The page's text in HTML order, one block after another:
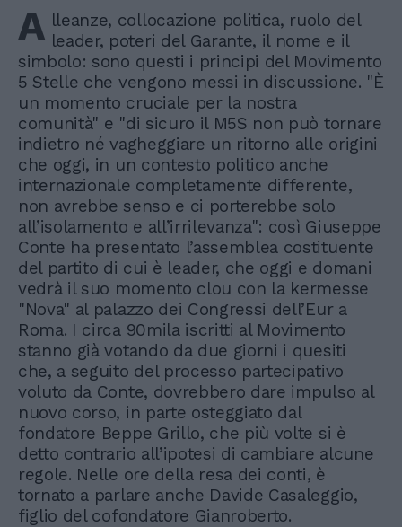
A lleanze, collocazione politica, ruolo del
leader, poteri del Garante, il nome e il
simbolo: sono questi i principi del Movimento
5 Stelle che vengono messi in discussione. "È
un momento cruciale per la nostra
comunità" e "di sicuro il M5S non può tornare
indietro né vagheggiare un ritorno alle origini
che oggi, in un contesto politico anche
internazionale completamente differente,
non avrebbe senso e ci porterebbe solo
all’isolamento e all’irrilevanza": così Giuseppe
Conte ha presentato l’assemblea costituente
del partito di cui è leader, che oggi e domani
vedrà il suo momento clou con la kermesse
"Nova" al palazzo dei Congressi dell’Eur a
Roma. I circa 90mila iscritti al Movimento
stanno già votando da due giorni i quesiti
che, a seguito del processo partecipativo
voluto da Conte, dovrebbero dare impulso al
nuovo corso, in parte osteggiato dal
fondatore Beppe Grillo, che più volte si è
detto contrario all’ipotesi di cambiare alcune
regole. Nelle ore della resa dei conti, è
tornato a parlare anche Davide Casaleggio,
figlio del cofondatore Gianroberto.